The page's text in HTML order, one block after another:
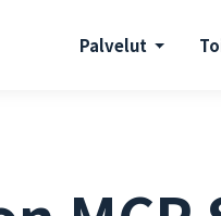
Palvelut